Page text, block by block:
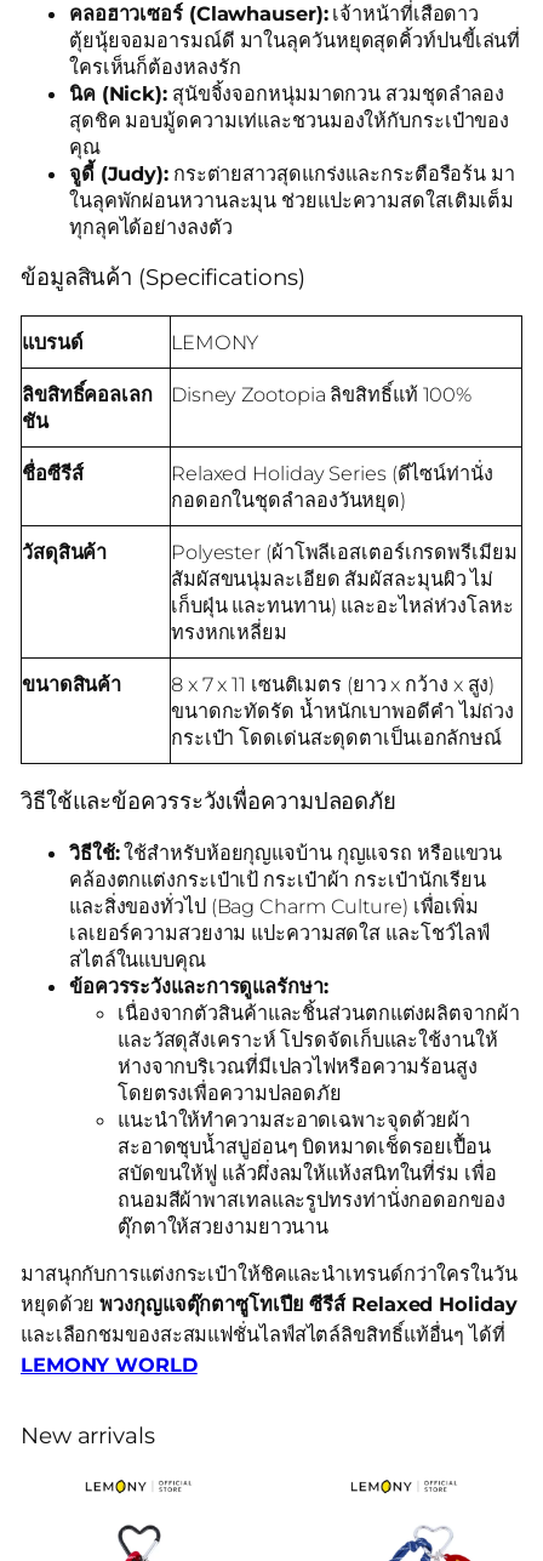
คลอฮาวเซอร์ (Clawhauser):เจ้าหน้าที่เสือดาว
ตุ้ยนุ้ยจอมอารมณ์ดี มาในลุควันหยุดสุดคิ้วท์ปนขี้เล่นที่
ใครเห็นก็ต้องหลงรัก
นิค (Nick):สุนัขจิ้งจอกหนุ่มมาดกวน สวมชุดลำลอง
สุดชิค มอบมู้ดความเท่และชวนมองให้กับกระเป๋าของ
คุณ
จูดี้ (Judy):กระต่ายสาวสุดแกร่งและกระตือรือร้น มา
ในลุคพักผ่อนหวานละมุน ช่วยแปะความสดใสเติมเต็ม
ทุกลุคได้อย่างลงตัว
ข้อมูลสินค้า (Specifications)
แบรนด์ LEMONY
ลิขสิทธิ์คอลเลก
ชัน
Disney Zootopia ลิขสิทธิ์แท้ 100%
ชื่อซีรีส์
Relaxed Holiday Series (ดีไซน์ท่านั่ง
กอดอกในชุดลำลองวันหยุด)
วัสดุสินค้า
Polyester (ผ้าโพลีเอสเตอร์เกรดพรีเมียม
สัมผัสขนนุ่มละเอียด สัมผัสละมุนผิว ไม่
เก็บฝุ่น และทนทาน) และอะไหล่ห่วงโลหะ
ทรงหกเหลี่ยม
ขนาดสินค้า
8 x 7 x 11 เซนติเมตร (ยาว x กว้าง x สูง)
ขนาดกะทัดรัด น้ำหนักเบาพอดีคำ ไม่ถ่วง
กระเป๋า โดดเด่นสะดุดตาเป็นเอกลักษณ์
วิธีใช้และข้อควรระวังเพื่อความปลอดภัย
วิธีใช้:ใช้สำหรับห้อยกุญแจบ้าน กุญแจรถ หรือแขวน
คล้องตกแต่งกระเป๋าเป้ กระเป๋าผ้า กระเป๋านักเรียน
และสิ่งของทั่วไป (Bag Charm Culture) เพื่อเพิ่ม
เลเยอร์ความสวยงาม แปะความสดใส และโชว์ไลฟ์
สไตล์ในแบบคุณ
ข้อควรระวังและการดูแลรักษา:
เนื่องจากตัวสินค้าและชิ้นส่วนตกแต่งผลิตจากผ้า
และวัสดุสังเคราะห์ โปรดจัดเก็บและใช้งานให้
ห่างจากบริเวณที่มีเปลวไฟหรือความร้อนสูง
โดยตรงเพื่อความปลอดภัย
แนะนำให้ทำความสะอาดเฉพาะจุดด้วยผ้า
สะอาดชุบน้ำสบู่อ่อนๆ บิดหมาดเช็ดรอยเปื้อน
สบัดขนให้ฟู แล้วผึ่งลมให้แห้งสนิทในที่ร่ม เพื่อ
ถนอมสีผ้าพาสเทลและรูปทรงท่านั่งกอดอกของ
ตุ๊กตาให้สวยงามยาวนาน
มาสนุกกับการแต่งกระเป๋าให้ชิคและนำเทรนด์กว่าใครในวัน
หยุดด้วยพวงกุญแจตุ๊กตาซูโทเปีย ซีรีส์ Relaxed Holiday
และเลือกชมของสะสมแฟชั่นไลฟ์สไตล์ลิขสิทธิ์แท้อื่นๆ ได้ที่
LEMONY WORLD
New arrivals